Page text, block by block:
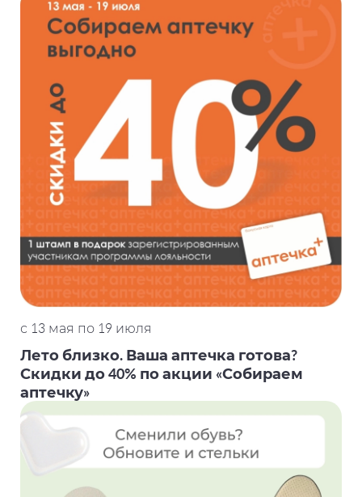
с 13 мая по 19 июля
Лето близко. Ваша аптечка готова?
Скидки до 40% по акции «Собираем
аптечку»